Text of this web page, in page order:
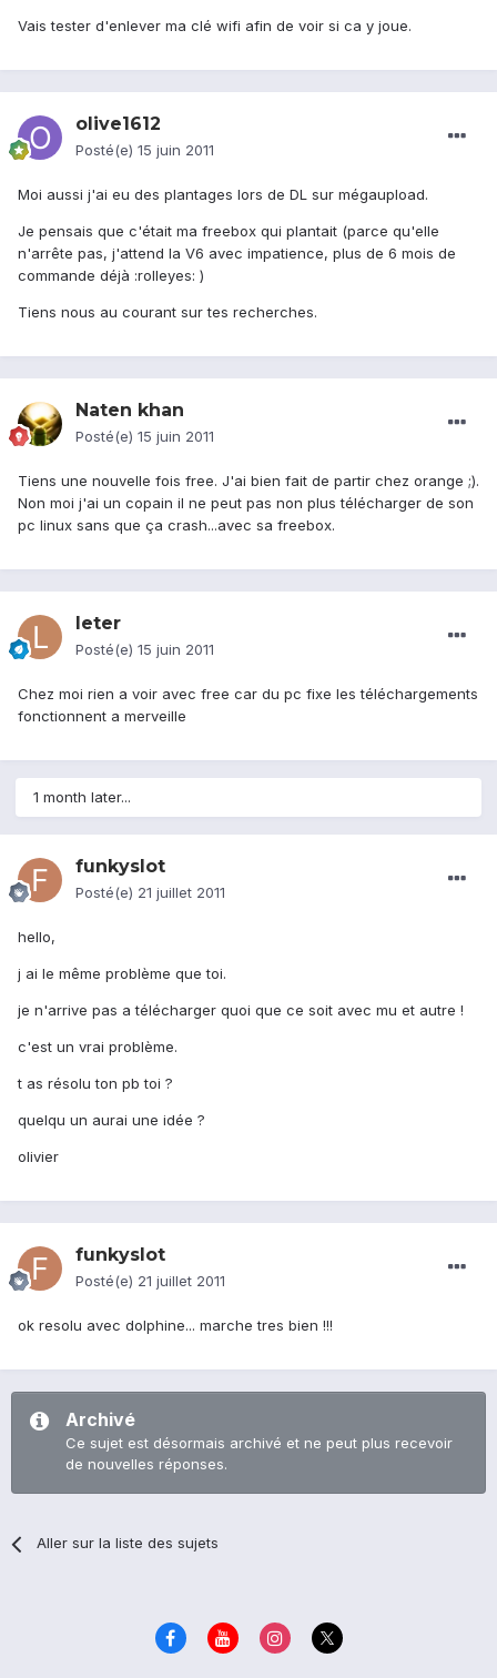
Vais tester d'enlever ma clé wifi afin de voir si ca y joue.
olive1612
Posté(e) 15 juin 2011
Moi aussi j'ai eu des plantages lors de DL sur mégaupload.
Je pensais que c'était ma freebox qui plantait (parce qu'elle
n'arrête pas, j'attend la V6 avec impatience, plus de 6 mois de
commande déjà :rolleyes: )
Tiens nous au courant sur tes recherches.
Naten khan
Posté(e) 15 juin 2011
Tiens une nouvelle fois free. J'ai bien fait de partir chez orange ;).
Non moi j'ai un copain il ne peut pas non plus télécharger de son
pc linux sans que ça crash...avec sa freebox.
leter
Posté(e) 15 juin 2011
Chez moi rien a voir avec free car du pc fixe les téléchargements
fonctionnent a merveille
1 month later...
funkyslot
Posté(e) 21 juillet 2011
hello,
j ai le même problème que toi.
je n'arrive pas a télécharger quoi que ce soit avec mu et autre !
c'est un vrai problème.
t as résolu ton pb toi ?
quelqu un aurai une idée ?
olivier
funkyslot
Posté(e) 21 juillet 2011
ok resolu avec dolphine... marche tres bien !!!
Archivé
Ce sujet est désormais archivé et ne peut plus recevoir
de nouvelles réponses.
Aller sur la liste des sujets